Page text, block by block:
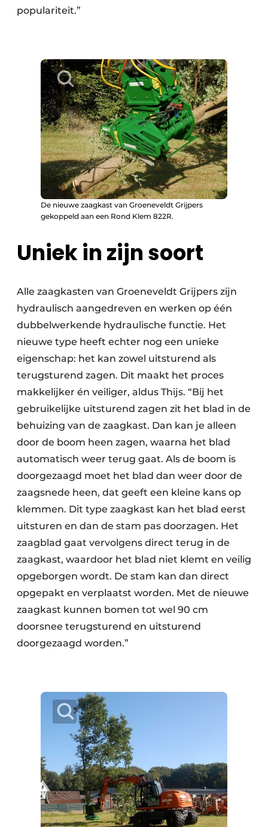
populariteit.”
De nieuwe zaagkast van Groeneveldt Grijpers
gekoppeld aan een Rond Klem 822R.
Uniek in zijn soort
Alle zaagkasten van Groeneveldt Grijpers zijn
hydraulisch aangedreven en werken op één
dubbelwerkende hydraulische functie. Het
nieuwe type heeft echter nog een unieke
eigenschap: het kan zowel uitsturend als
terugsturend zagen. Dit maakt het proces
makkelijker én veiliger, aldus Thijs. “Bij het
gebruikelijke uitsturend zagen zit het blad in de
behuizing van de zaagkast. Dan kan je alleen
door de boom heen zagen, waarna het blad
automatisch weer terug gaat. Als de boom is
doorgezaagd moet het blad dan weer door de
zaagsnede heen, dat geeft een kleine kans op
klemmen. Dit type zaagkast kan het blad eerst
uitsturen en dan de stam pas doorzagen. Het
zaagblad gaat vervolgens direct terug in de
zaagkast, waardoor het blad niet klemt en veilig
opgeborgen wordt. De stam kan dan direct
opgepakt en verplaatst worden. Met de nieuwe
zaagkast kunnen bomen tot wel 90 cm
doorsnee terugsturend en uitsturend
doorgezaagd worden.”